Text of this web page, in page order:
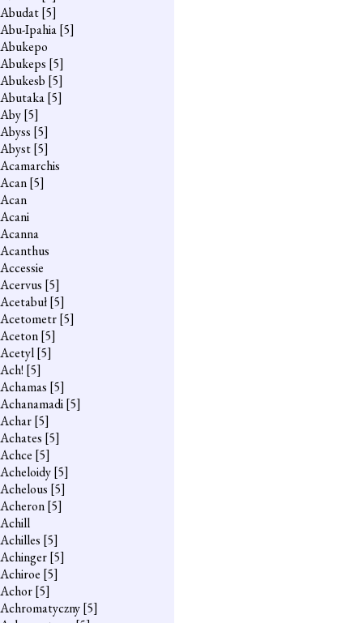
Abudat[5]
Abu-Ipahia[5]
Abukepo
Abukeps [5]
Abukesb [5]
Abutaka[5]
Aby[5]
Abyss [5]
Abyst[5]
Acamarchis
Acan[5]
Acan
Acani
Acanna
Acanthus
Accessie
Acervus [5]
Acetabuł[5]
Acetometr[5]
Aceton[5]
Acetyl[5]
Ach! [5]
Achamas [5]
Achanamadi[5]
Achar[5]
Achates [5]
Achce [5]
Acheloidy[5]
Achelous [5]
Acheron[5]
Achill
Achilles [5]
Achinger[5]
Achiroe [5]
Achor[5]
Achromatyczny[5]